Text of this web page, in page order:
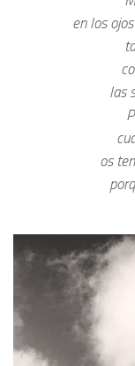
en los
las
os